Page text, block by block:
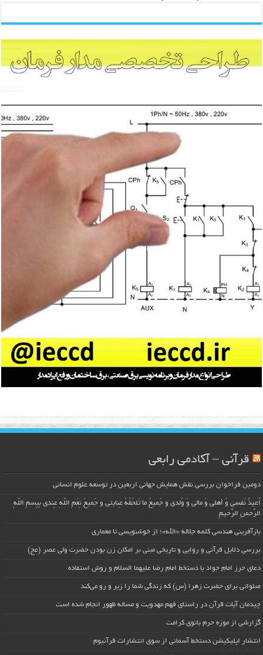
قرآنی – آکادمی رابعی
دومین فراخوان بررسی نقش همایش جهانی اربعین در توسعه علوم انسانی
اُعیذُ نَفسی وَ أهلی وَ مالی وَ وُلدی و جَمیعَ ما تَلحَقُهُ عِنایتی و جَمیعَ نِعَمِ اللّهِ عِندی بِبِسمِ اللّهِ
الرَّحمنِ الرَّحیمِ
بازآفرینی هندسی کلمه جلاله «الله»؛ از خوشنویسی تا معماری
بررسی دلایل قرآنی و روایی و تاریخی مبنی بر امکان زن بودن حضرت ولی عصر (عج)
دعای حرز امام جواد با دستخط امام رضا علیهما السلام و روش استفاده
صلواتی برای حضرت زهرا (س) که زندگی شما را زیر و رو می‌کند
چیدمان آیات قرآن در راستای فهم مهدویت و مساله ظهور انجام شده است
گزارشی از موزه حرم بانوی کرامت
انتشار اپلیکیشن دستخط آسمانی از سوی انتشارات قرآنیوم